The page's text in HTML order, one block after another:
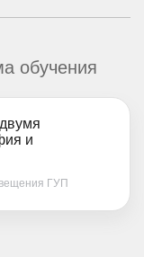
обучения
и
ГУП